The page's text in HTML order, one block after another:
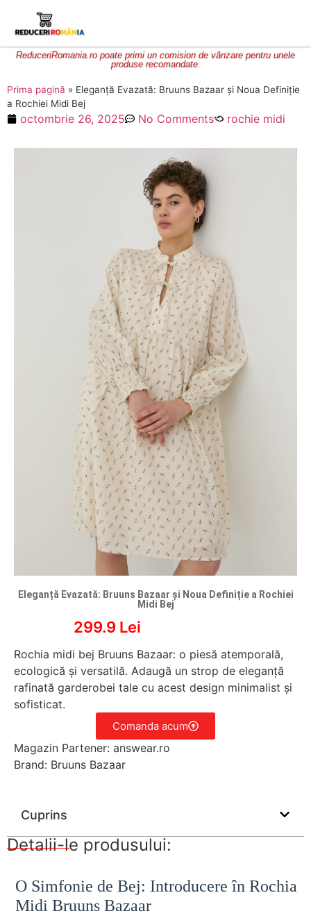
ReduceriRomania.ro poate primi un comision de vânzare pentru unele
produse recomandate.
Prima pagină » Eleganță Evazată: Bruuns Bazaar și Noua Definiție
a Rochiei Midi Bej
octombrie 26, 2025 No Comments rochie midi
Eleganță Evazată: Bruuns Bazaar și Noua Definiție a Rochiei
Midi Bej
299.9 Lei
Rochia midi bej Bruuns Bazaar: o piesă atemporală,
ecologică și versatilă. Adaugă un strop de eleganță
rafinată garderobei tale cu acest design minimalist și
sofisticat.
Comanda acum
Magazin Partener: answear.ro
Brand: Bruuns Bazaar
Cuprins
Detalii-le produsului:
O Simfonie de Bej: Introducere în Rochia
Midi Bruuns Bazaar